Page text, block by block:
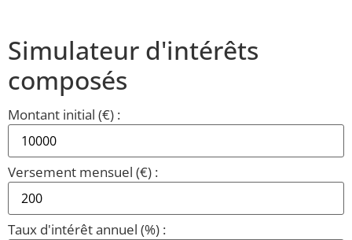
Simulateur d'intérêts
composés
Montant initial (€) :
Versement mensuel (€) :
Taux d'intérêt annuel (%) :